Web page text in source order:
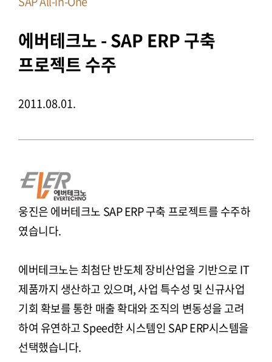
에버테크노 - SAP ERP 구축
프로젝트 수주
2011.08.01.
웅진은 에버테크노 SAP ERP 구축 프로젝트를 수주하
였습니다.
에버테크노는 최첨단 반도체 장비산업을 기반으로 IT
제품까지 생산하고 있으며, 사업 특수성 및 신규사업
기회 확보를 통한 매출 확대와 조직의 변동성을 고려
하여 유연하고 Speed한 시스템인 SAP ERP시스템을
선택했습니다.